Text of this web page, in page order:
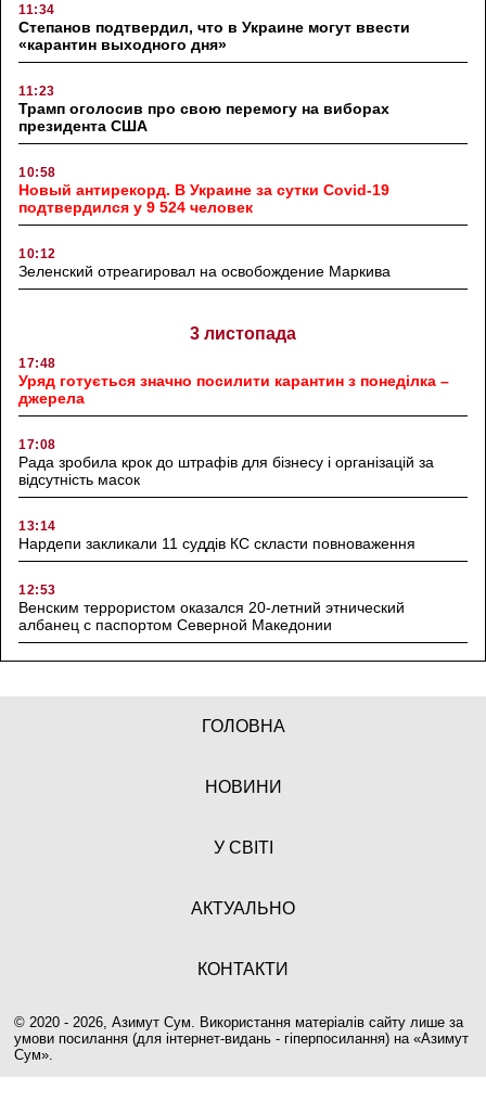
11:34
Степанов подтвердил, что в Украине могут ввести
«карантин выходного дня»
11:23
Трамп оголосив про свою перемогу на виборах
президента США
10:58
Новый антирекорд. В Украине за сутки Covid-19
подтвердился у 9 524 человек
10:12
Зеленский отреагировал на освобождение Маркива
3 листопада
17:48
Уряд готується значно посилити карантин з понеділка –
джерела
17:08
Рада зробила крок до штрафів для бізнесу і організацій за
відсутність масок
13:14
Нардепи закликали 11 суддів КС скласти повноваження
12:53
Венским террористом оказался 20-летний этнический
албанец с паспортом Северной Македонии
ГОЛОВНА
НОВИНИ
У СВІТІ
АКТУАЛЬНО
КОНТАКТИ
© 2020 - 2026, Азимут Сум. Використання матеріалів сайту лише за
умови посилання (для інтернет-видань - гіперпосилання) на «Азимут
Сум».